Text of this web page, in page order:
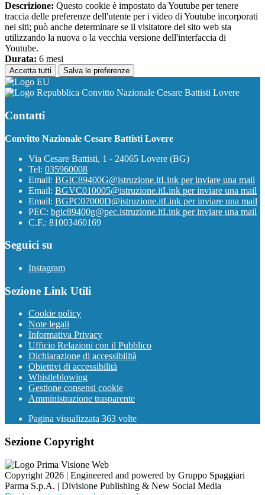
Descrizione: Questo cookie è impostato da Youtube per tenere
traccia delle preferenze dell'utente per i video di Youtube incorporati
nei siti; può anche determinare se il visitatore del sito web sta
utilizzando la nuova o la vecchia versione dell'interfaccia di
Youtube.
Durata: 6 mesi
Accetta tutti Salva le preferenze
Convitto Nazionale Cesare Battisti Lovere
Contatti
Convitto Nazionale Cesare Battisti Lovere
Via Cesare Battisti, 1 - 24065 Lovere (BG)
Tel: 035960008
Email: BGIC89400G@istruzione.itLink per inviare una mail
Email: BGVC010005@istruzione.itLink per inviare una mail
Email: BGPC07000D@istruzione.itLink per inviare una mail
PEC: bgic89400g@pec.istruzione.itLink per inviare una mail
C.F.: 81003460169
Seguici su
Instagram
Sezione Link Utili
Cookie policy
Note legali
Informativa Privacy
Ufficio Relazioni con il Pubblico
Dichiarazione di accessibilità
Obiettivi di accessibilità
Whistleblowing
Gestione consensi cookie
Amministrazione trasparente
Pagina visualizzata 363 volte
Sezione Copyright
Copyright 2026 | Engineered and powered by Gruppo Spaggiari
Parma S.p.A. | Divisione Publishing & New Social Media